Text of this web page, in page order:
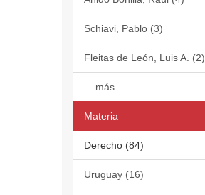
Schiavi, Pablo (3)
Fleitas de León, Luis A. (2)
... más
Materia
Derecho (84)
Uruguay (16)